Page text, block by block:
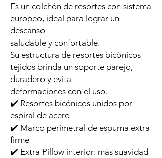
Es un colchón de resortes con sistema
europeo, ideal para lograr un
descanso
saludable y confortable.
Su estructura de resortes bicónicos
tejidos brinda un soporte parejo,
duradero y evita
deformaciones con el uso.
✔️ Resortes bicónicos unidos por
espiral de acero
✔️ Marco perimetral de espuma extra
firme
✔️ Extra Pillow interior: más suavidad